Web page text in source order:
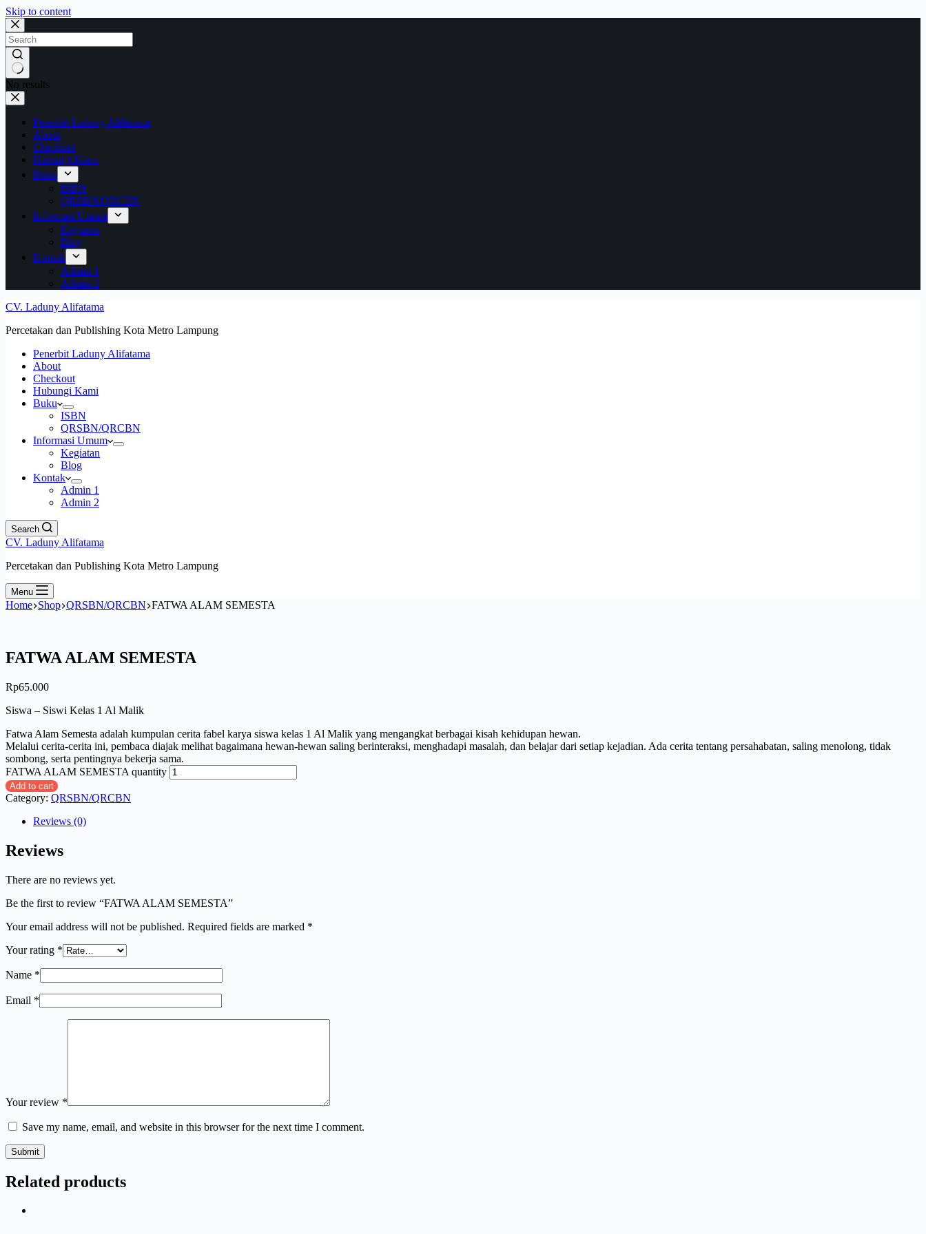
Skip to content
No results
Penerbit Laduny Alifatama
About
Checkout
Hubungi Kami
Buku
ISBN
QRSBN/QRCBN
Informasi Umum
Kegiatan
Blog
Kontak
Admin 1
Admin 2
CV. Laduny Alifatama
Percetakan dan Publishing Kota Metro Lampung
Penerbit Laduny Alifatama
About
Checkout
Hubungi Kami
Buku
ISBN
QRSBN/QRCBN
Informasi Umum
Kegiatan
Blog
Kontak
Admin 1
Admin 2
Search
CV. Laduny Alifatama
Percetakan dan Publishing Kota Metro Lampung
Menu
Home Shop QRSBN/QRCBN FATWA ALAM SEMESTA
FATWA ALAM SEMESTA
Rp65.000
Siswa – Siswi Kelas 1 Al Malik
Fatwa Alam Semesta adalah kumpulan cerita fabel karya siswa kelas 1 Al Malik yang mengangkat berbagai kisah kehidupan hewan.
Melalui cerita-cerita ini, pembaca diajak melihat bagaimana hewan-hewan saling berinteraksi, menghadapi masalah, dan belajar dari setiap kejadian. Ada cerita tentang persahabatan, saling menolong, tidak
sombong, serta pentingnya bekerja sama.
FATWA ALAM SEMESTA quantity
Add to cart
Category: QRSBN/QRCBN
Reviews (0)
Reviews
There are no reviews yet.
Be the first to review “FATWA ALAM SEMESTA”
Your email address will not be published. Required fields are marked *
Your rating *
Name *
Email *
Your review *
Save my name, email, and website in this browser for the next time I comment.
Submit
Related products